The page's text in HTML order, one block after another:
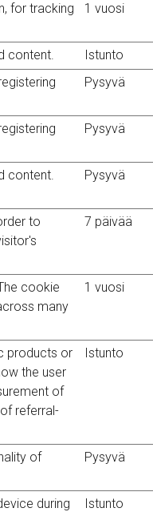
for tracking
1 vuosi
content. Istunto
Pysyvä
Pysyvä
content. Pysyvä
to
7 päivää
cookie
many
1 vuosi
products or
the user
of
referral-
Istunto
of
Pysyvä
during Istunto